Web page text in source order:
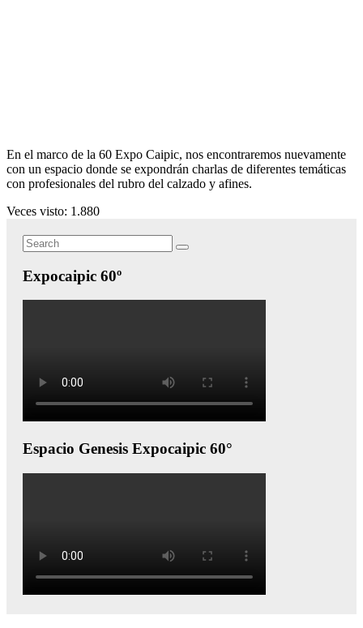
En el marco de la 60 Expo Caipic, nos encontraremos nuevamente
con un espacio donde se expondrán charlas de diferentes temáticas
con profesionales del rubro del calzado y afines.
Veces visto: 1.880
Search
for:
Search
Expocaipic 60º
Espacio Genesis Expocaipic 60°